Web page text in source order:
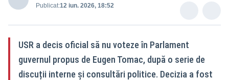
Publicat:12 iun. 2026, 18:52
USR a decis oficial să nu voteze în Parlament
guvernul propus de Eugen Tomac, după o serie de
discuții interne și consultări politice. Decizia a fost